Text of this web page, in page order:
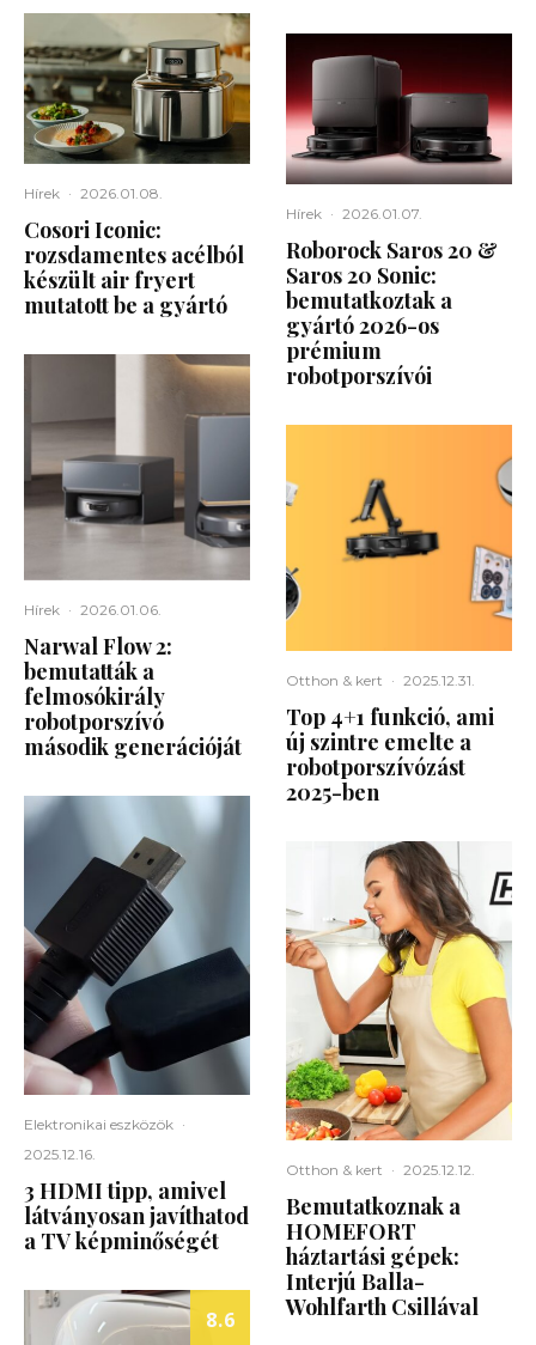
Hírek · 2026.01.08.
Cosori Iconic:
rozsdamentes acélból
készült air fryert
mutatott be a gyártó
Hírek · 2026.01.06.
Narwal Flow 2:
bemutatták a
felmosókirály
robotporszívó
második generációját
Elektronikai eszközök ·
2025.12.16.
3 HDMI tipp, amivel
látványosan javíthatod
a TV képminőségét
8.6
Hírek · 2026.01.07.
Roborock Saros 20 &
Saros 20 Sonic:
bemutatkoztak a
gyártó 2026-os
prémium
robotporszívói
Otthon & kert · 2025.12.31.
Top 4+1 funkció, ami
új szintre emelte a
robotporszívózást
2025-ben
Otthon & kert · 2025.12.12.
Bemutatkoznak a
HOMEFORT
háztartási gépek:
Interjú Balla-
Wohlfarth Csillával